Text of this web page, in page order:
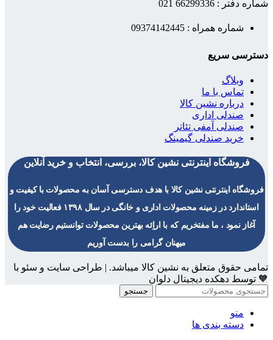
شماره دفتر : 66299336 021
شماره همراه : 09374142445
دسترسی سریع
وبلاگ
تماس با ما
درباره نشین کالا
صندلی اداری
صندلی آمفی تئاتر
خرید صندلی گیمینگ
فروشگاه اینترنتی نشین کالا، بررسی، انتخاب و خرید آنلاین
فروشگاه اینترنتی نشین کالا با هدف دسترسی آسان به محصولات با کیفیت و
استاندارد در زمینه محصولات اداری و خانگی در سال ۱۳۹۸ فعالیت خود را
آغاز نمود ، ما مفتخریم که با اراِئه بهترین محصولات توانستیم رضایت هم
میهنان گرامی را بدست آوریم
تمامی حقوق متعلق به نشین کالا میباشد. | طراحی سایت و سئو با
🧡 توسط دهکده دیجیتال دلوان
جستجو
منو
دسته بندی ها